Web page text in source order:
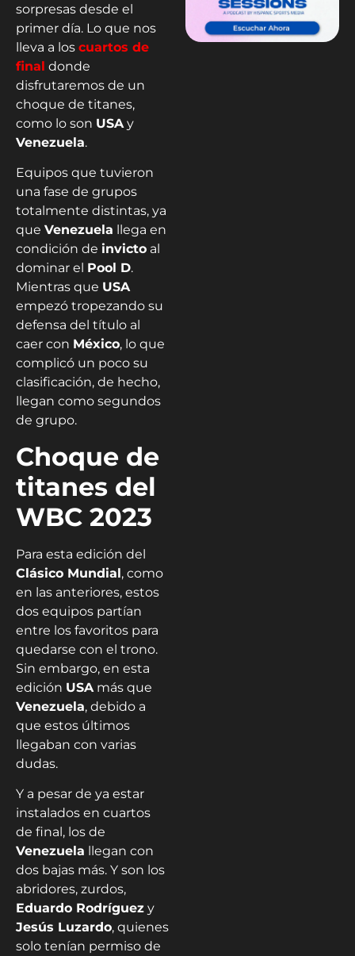
sorpresas desde el
primer día. Lo que nos
lleva a los cuartos de
final donde
disfrutaremos de un
choque de titanes,
como lo son USAy
Venezuela.
Equipos que tuvieron
una fase de grupos
totalmente distintas, ya
que Venezuela llega en
condición de invicto al
dominar el Pool D.
Mientras que USA
empezó tropezando su
defensa del título al
caer con México, lo que
complicó un poco su
clasificación, de hecho,
llegan como segundos
de grupo.
Choque de
titanes del
WBC 2023
Para esta edición del
Clásico Mundial, como
en las anteriores, estos
dos equipos partían
entre los favoritos para
quedarse con el trono.
Sin embargo, en esta
edición USA más que
Venezuela, debido a
que estos últimos
llegaban con varias
dudas.
Y a pesar de ya estar
instalados en cuartos
de final, los de
Venezuela llegan con
dos bajas más. Y son los
abridores, zurdos,
Eduardo Rodríguez y
Jesús Luzardo, quienes
solo tenían permiso de